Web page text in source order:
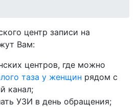
центр записи на
Вам:
центров, где можно
таза у женщин рядом с
канал;
УЗИ в день обращения;